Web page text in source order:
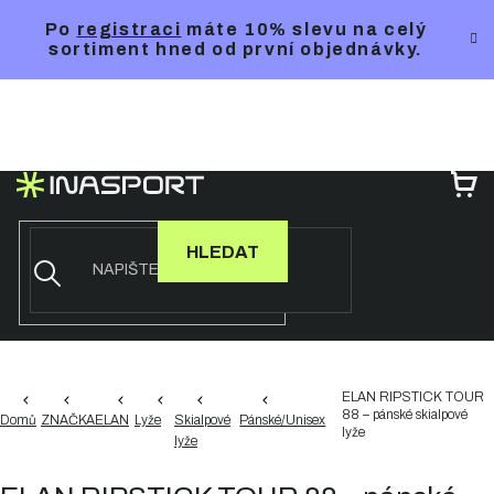
Po registraci máte 10% slevu na celý
sortiment hned od první objednávky.
HLEDAT
Domů ZNAČKAELAN Lyže
Skialpové
lyže
Pánské/Unisex
ELAN RIPSTICK TOUR
88 – pánské skialpové
lyže